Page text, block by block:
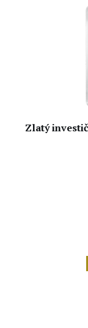
Zlatý